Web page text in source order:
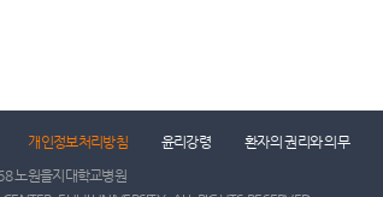
개인정보처리방침 윤리강령 환자의 권리와 의무
노원을지대학교병원